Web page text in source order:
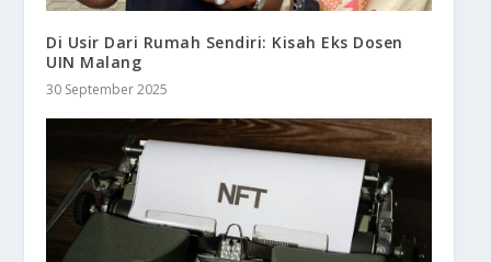
Di Usir Dari Rumah Sendiri: Kisah Eks Dosen
UIN Malang
30 September 2025